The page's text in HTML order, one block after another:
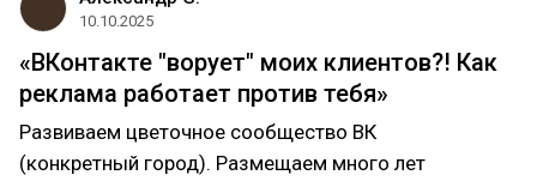
10.10.2025
«ВКонтакте "ворует" моих клиентов?! Как
реклама работает против тебя»
Развиваем цветочное сообщество ВК
(конкретный город). Размещаем много лет